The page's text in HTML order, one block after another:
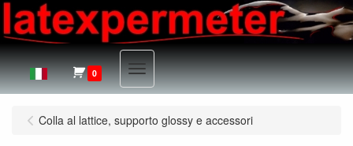
0 Menu
Colla al lattice, supporto glossy e accessori